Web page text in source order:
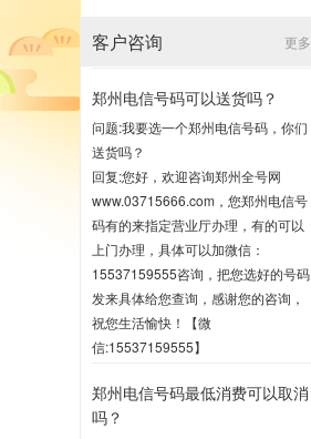
更多
客户咨询
郑州电信号码可以送货吗？
问题:我要选一个郑州电信号码，你们
送货吗？
回复:您好，欢迎咨询郑州全号网
www.03715666.com，您郑州电信号
码有的来指定营业厅办理，有的可以
上门办理，具体可以加微信：
15537159555咨询，把您选好的号码
发来具体给您查询，感谢您的咨询，
祝您生活愉快！【微
信:15537159555】
郑州电信号码最低消费可以取消
吗？